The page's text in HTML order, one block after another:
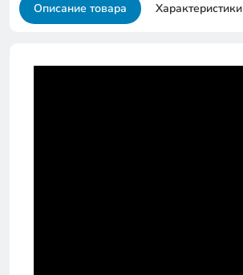
Описание товара Характеристики